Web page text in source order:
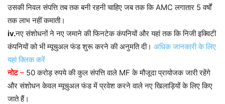
उसकी निवल संपत्ति तब तक बनी रहनी चाहिए जब तक कि AMC लगातार 5 वर्षों
तक लाभ नहीं कमाती।
iv.नए संशोधनों ने नए जमाने की फिनटेक कंपनियों और यहां तक कि निजी इक्विटी
कंपनियों को भी म्यूचुअल फंड शुरू करने की अनुमति दी। अधिक जानकारी के लिए
यहां क्लिक करें
नोट– 50 करोड़ रुपये की कुल संपत्ति वाले MF के मौजूदा प्रायोजक जारी रहेंगे
और संशोधन केवल म्यूचुअल फंड में प्रवेश करने वाले नए खिलाड़ियों के लिए किए
जाते हैं।